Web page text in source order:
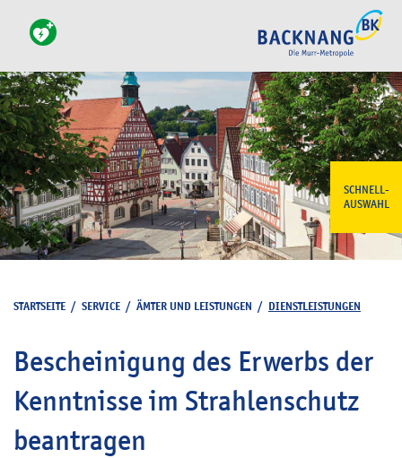
SCHNELL-
AUSWAHL
STARTSEITE / SERVICE / ÄMTER UND LEISTUNGEN / DIENSTLEISTUNGEN
Bescheinigung des Erwerbs der
Kenntnisse im Strahlenschutz
beantragen